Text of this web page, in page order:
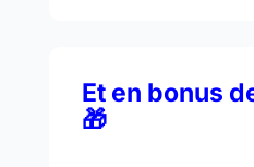
Et en bonus
🎁